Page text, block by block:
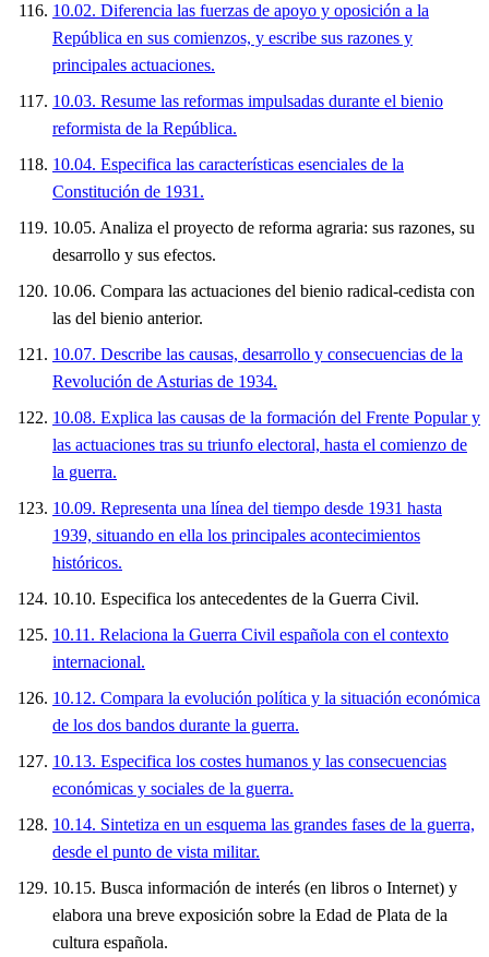
10.02. Diferencia las fuerzas de apoyo y oposición a la
República en sus comienzos, y escribe sus razones y
principales actuaciones.
10.03. Resume las reformas impulsadas durante el bienio
reformista de la República.
10.04. Especifica las características esenciales de la
Constitución de 1931.
10.05. Analiza el proyecto de reforma agraria: sus razones, su
desarrollo y sus efectos.
10.06. Compara las actuaciones del bienio radical-cedista con
las del bienio anterior.
10.07. Describe las causas, desarrollo y consecuencias de la
Revolución de Asturias de 1934.
10.08. Explica las causas de la formación del Frente Popular y
las actuaciones tras su triunfo electoral, hasta el comienzo de
la guerra.
10.09. Representa una línea del tiempo desde 1931 hasta
1939, situando en ella los principales acontecimientos
históricos.
10.10. Especifica los antecedentes de la Guerra Civil.
10.11. Relaciona la Guerra Civil española con el contexto
internacional.
10.12. Compara la evolución política y la situación económica
de los dos bandos durante la guerra.
10.13. Especifica los costes humanos y las consecuencias
económicas y sociales de la guerra.
10.14. Sintetiza en un esquema las grandes fases de la guerra,
desde el punto de vista militar.
10.15. Busca información de interés (en libros o Internet) y
elabora una breve exposición sobre la Edad de Plata de la
cultura española.